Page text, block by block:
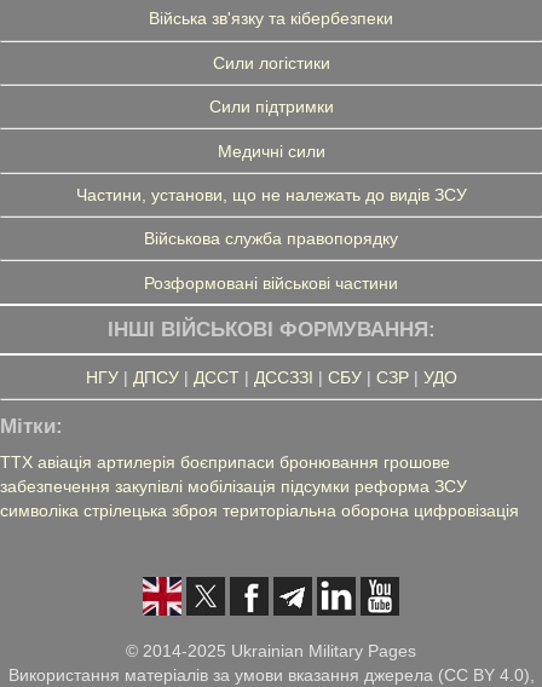
Війська зв'язку та кібербезпеки
Сили логістики
Сили підтримки
Медичні сили
Частини, установи, що не належать до видів ЗСУ
Військова служба правопорядку
Розформовані військові частини
ІНШІ ВІЙСЬКОВІ ФОРМУВАННЯ:
НГУ| ДПСУ| ДССТ| ДССЗЗІ | СБУ| СЗР| УДО
Мітки:
ТТХ авіація артилерія боєприпаси бронювання грошове
забезпечення закупівлі мобілізація підсумки реформа ЗСУ
символіка стрілецька зброя територіальна оборона цифровізація
© 2014-2025 Ukrainian Military Pages
Використання матеріалів за умови вказання джерела (CC BY 4.0),